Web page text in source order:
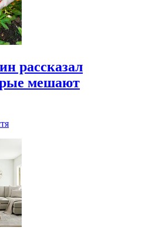
рассказал
мешают